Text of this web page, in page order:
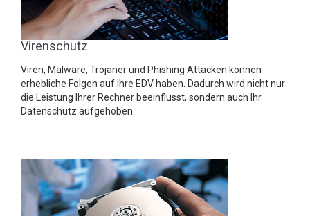
Virenschutz
Viren, Malware, Trojaner und Phishing Attacken können
erhebliche Folgen auf Ihre EDV haben. Dadurch wird nicht nur
die Leistung Ihrer Rechner beeinflusst, sondern auch Ihr
Datenschutz aufgehoben.